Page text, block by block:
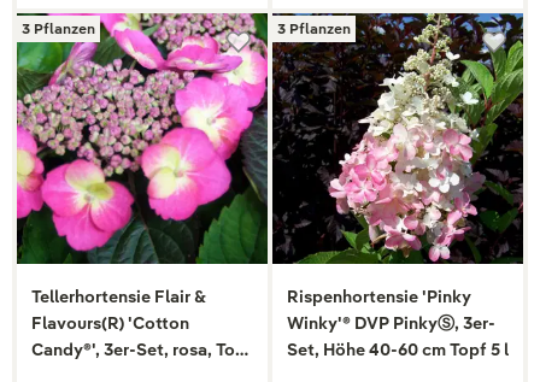
3 Pflanzen
Tellerhortensie Flair &
Flavours(R) 'Cotton
Candy®', 3er-Set, rosa, Topf
3 Pflanzen
Rispenhortensie 'Pinky
Winky'® DVP PinkyⓈ, 3er-
Set, Höhe 40-60 cm Topf 5 l